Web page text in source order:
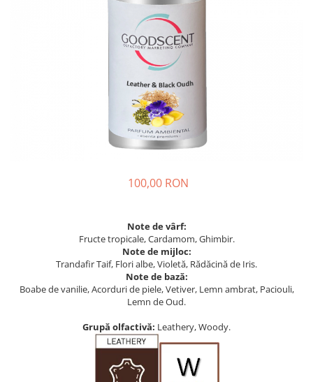
100,00 RON
Note de vârf:
Fructe tropicale, Cardamom, Ghimbir.
Note de mijloc:
Trandafir Taif, Flori albe, Violetă, Rădăcină de Iris.
Note de bază:
Boabe de vanilie, Acorduri de piele, Vetiver, Lemn ambrat, Paciouli,
Lemn de Oud.
Grupă olfactivă: Leathery, Woody.